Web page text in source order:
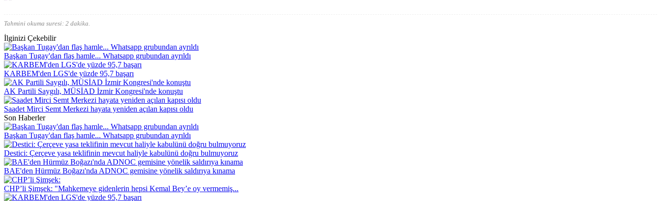
Tahmini okuma suresi: 2 dakika.
İlginizi Çekebilir
Başkan Tugay'dan flaş hamle... Whatsapp grubundan ayrıldı
KARBEM'den LGS'de yüzde 95,7 başarı
AK Partili Saygılı, MÜSİAD İzmir Kongresi'nde konuştu
Saadet Mirci Semt Merkezi hayata yeniden açılan kapısı oldu
Son Haberler
Başkan Tugay'dan flaş hamle... Whatsapp grubundan ayrıldı
Destici: Çerçeve yasa teklifinin mevcut haliyle kabulünü doğru bulmuyoruz
BAE'den Hürmüz Boğazı'nda ADNOC gemisine yönelik saldırıya kınama
CHP’li Şimşek: "Mahkemeye gidenlerin hepsi Kemal Bey’e oy vermemiş...